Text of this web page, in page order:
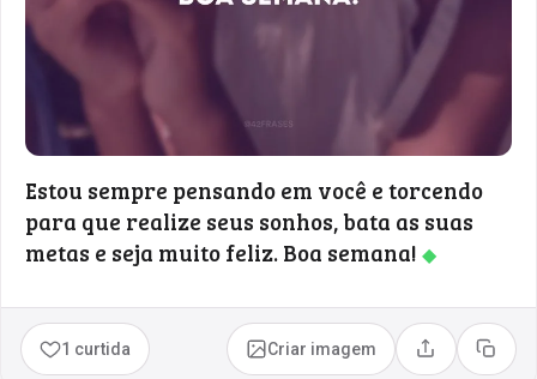
Estou sempre pensando em você e torcendo
para que realize seus sonhos, bata as suas
metas e seja muito feliz. Boa semana! ◆
1 curtida Criar imagem Compartilhar
Copiar